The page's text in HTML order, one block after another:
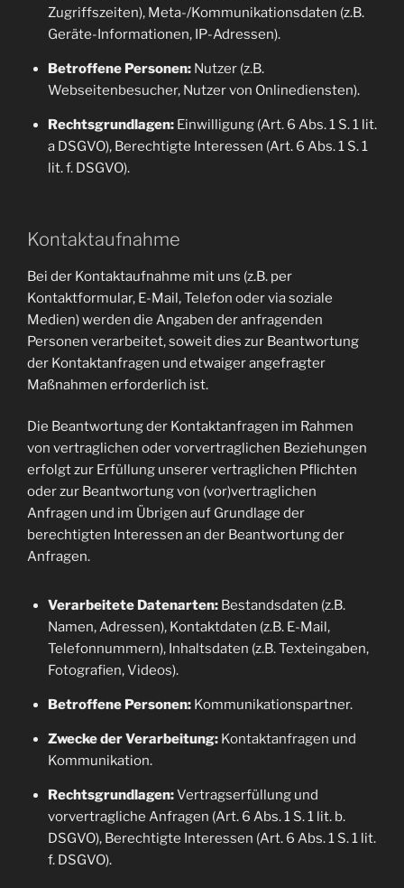
Zugriffszeiten), Meta-/Kommunikationsdaten (z.B.
Geräte-Informationen, IP-Adressen).
Betroffene Personen:Nutzer (z.B.
Webseitenbesucher, Nutzer von Onlinediensten).
Rechtsgrundlagen:Einwilligung (Art. 6 Abs. 1 S. 1 lit.
a DSGVO), Berechtigte Interessen (Art. 6 Abs. 1 S. 1
lit. f. DSGVO).
Kontaktaufnahme
Bei der Kontaktaufnahme mit uns (z.B. per
Kontaktformular, E-Mail, Telefon oder via soziale
Medien) werden die Angaben der anfragenden
Personen verarbeitet, soweit dies zur Beantwortung
der Kontaktanfragen und etwaiger angefragter
Maßnahmen erforderlich ist.
Die Beantwortung der Kontaktanfragen im Rahmen
von vertraglichen oder vorvertraglichen Beziehungen
erfolgt zur Erfüllung unserer vertraglichen Pflichten
oder zur Beantwortung von (vor)vertraglichen
Anfragen und im Übrigen auf Grundlage der
berechtigten Interessen an der Beantwortung der
Anfragen.
Verarbeitete Datenarten:Bestandsdaten (z.B.
Namen, Adressen), Kontaktdaten (z.B. E-Mail,
Telefonnummern), Inhaltsdaten (z.B. Texteingaben,
Fotografien, Videos).
Betroffene Personen:Kommunikationspartner.
Zwecke der Verarbeitung:Kontaktanfragen und
Kommunikation.
Rechtsgrundlagen:Vertragserfüllung und
vorvertragliche Anfragen (Art. 6 Abs. 1 S. 1 lit. b.
DSGVO), Berechtigte Interessen (Art. 6 Abs. 1 S. 1 lit.
f. DSGVO).